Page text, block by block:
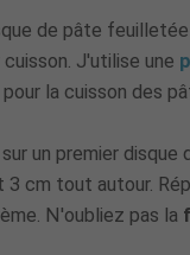
de pâte feuilletée
J'utilise une
la cuisson des
un premier disque
3 cm tout autour.
N'oubliez pas la